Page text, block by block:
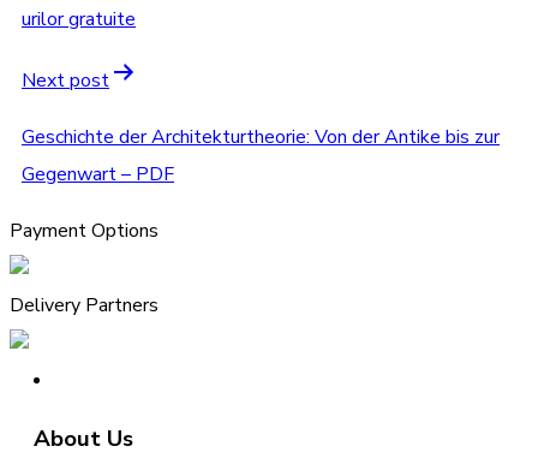
urilor gratuite
Next post
Geschichte der Architekturtheorie: Von der Antike bis zur
Gegenwart – PDF
Payment Options
Delivery Partners
About Us